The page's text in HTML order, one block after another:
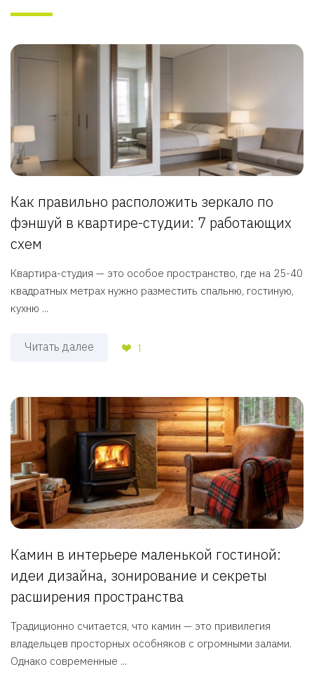
Как правильно расположить зеркало по
фэншуй в квартире-студии: 7 работающих
схем
Квартира-студия — это особое пространство, где на 25-40
квадратных метрах нужно разместить спальню, гостиную,
кухню ...
Читать далее 1
Камин в интерьере маленькой гостиной:
идеи дизайна, зонирование и секреты
расширения пространства
Традиционно считается, что камин — это привилегия
владельцев просторных особняков с огромными залами.
Однако современные ...